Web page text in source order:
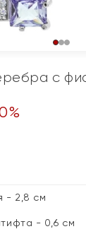
с
%
- 2,8 см
- 0,6 см